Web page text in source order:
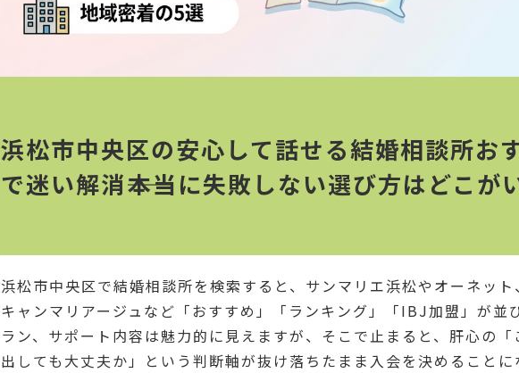
浜松市中央区の安心して話せる結婚相談所お
で迷い解消――本当に失敗しない選び方はどこが
浜松市中央区で結婚相談所を検索すると、サンマリエ浜松やオーネット
キャンマリアージュなど「おすすめ」「ランキング」「IBJ加盟」が並
ラン、サポート内容は魅力的に見えますが、そこで止まると、肝心の
出しても大丈夫か」という判断軸が抜け落ちたまま入会を決めること